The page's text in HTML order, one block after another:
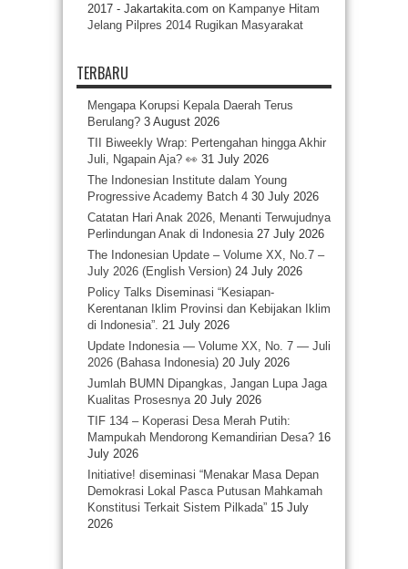
2017 - Jakartakita.com on Kampanye Hitam
Jelang Pilpres 2014 Rugikan Masyarakat
TERBARU
Mengapa Korupsi Kepala Daerah Terus
Berulang? 3 August 2026
TII Biweekly Wrap: Pertengahan hingga Akhir
Juli, Ngapain Aja? 👀 31 July 2026
The Indonesian Institute dalam Young
Progressive Academy Batch 4 30 July 2026
Catatan Hari Anak 2026, Menanti Terwujudnya
Perlindungan Anak di Indonesia 27 July 2026
The Indonesian Update – Volume XX, No.7 –
July 2026 (English Version) 24 July 2026
Policy Talks Diseminasi “Kesiapan-
Kerentanan Iklim Provinsi dan Kebijakan Iklim
di Indonesia”. 21 July 2026
Update Indonesia — Volume XX, No. 7 — Juli
2026 (Bahasa Indonesia) 20 July 2026
Jumlah BUMN Dipangkas, Jangan Lupa Jaga
Kualitas Prosesnya 20 July 2026
TIF 134 – Koperasi Desa Merah Putih:
Mampukah Mendorong Kemandirian Desa? 16
July 2026
Initiative! diseminasi “Menakar Masa Depan
Demokrasi Lokal Pasca Putusan Mahkamah
Konstitusi Terkait Sistem Pilkada” 15 July
2026